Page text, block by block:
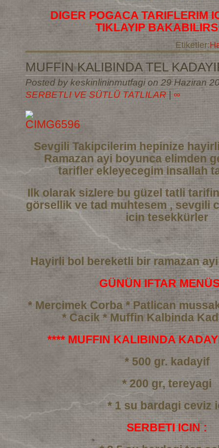
DIGER POGACA TARIFLERIM
TIKLAYIP
Etiketler:
MUFFIN KALIBINDA TEL
Posted by keskinlininmutfagi on 29 Haziran
SERBETLI VE SÜTLÜ TATLILAR
∞
Sevgili Takipcilerim hepinize
Ramazan ayi boyunca elimden
tarifler ekleyecegim insallah
Ilk olarak sizlere bu güzel tatli
görsellik ve tad muhtesem , sevgili
icin tesekkürler
Hayirli bol bereketli bir ramazan
GÜNÜN IFTAR
* Mercimek Corba * Patlican
* Cacik* Muffin Kalbinda
**** MUFFIN KALIBINDA
* 500 gr. kadayif
* 200 gr, tereyagi
* 1 su bardagi ceviz
SERBETI ICIN :